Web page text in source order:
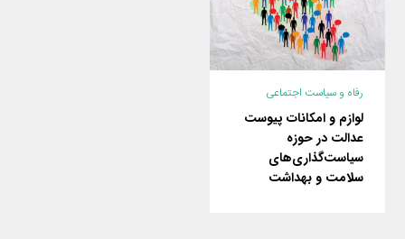
رفاه و سیاست اجتماعی
لوازم و امکانات پیوست
عدالت در حوزه
سیاست‌گذاری‌های
سلامت و بهداشت